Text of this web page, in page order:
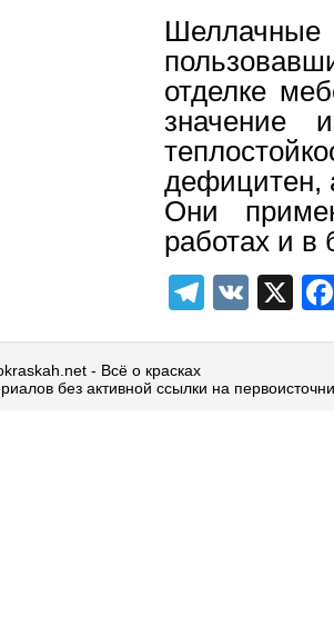
Шеллачные
отделке
значение
дефицитен,
Они
работах и в
VK X
- Всё о красках
без активной ссылки на